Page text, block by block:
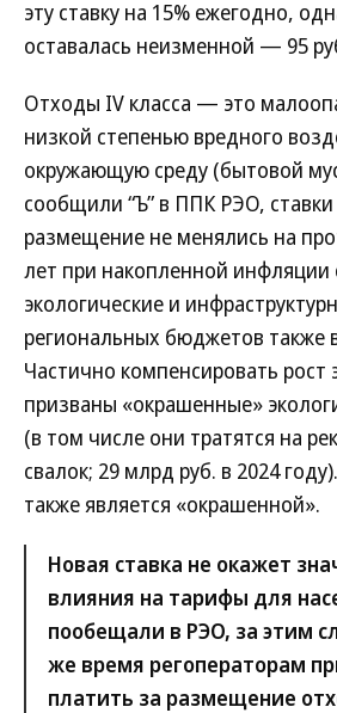
эту ставку на 15% ежегодно,
оставалась неизменной — 95
Отходы IV класса — это
низкой степенью вредного
окружающую среду (бытовой
сообщили “Ъ” в ППК РЭО, ставки
размещение не менялись на
лет при накопленной инфляции
экологические и
региональных бюджетов также
Частично компенсировать рост
призваны «окрашенные»
(в том числе они тратятся на
свалок; 29 млрд руб. в 2024
также является «окрашенной».
Новая ставка не окажет
влияния на тарифы для
пообещали в РЭО, за этим
же время регоператорам
платить за размещение